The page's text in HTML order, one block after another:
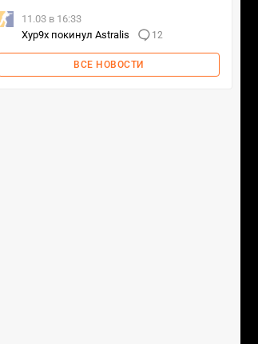
11.03 в 16:33
Xyp9x покинул Astralis
12
ВСЕ НОВОСТИ